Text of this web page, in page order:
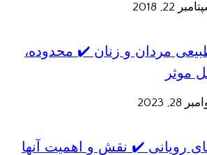
22, 2018
مردان و زنان ✔️ محدوده،
موثر
28, 2023
رویانی ✔️ نقش و اهمیت آنها